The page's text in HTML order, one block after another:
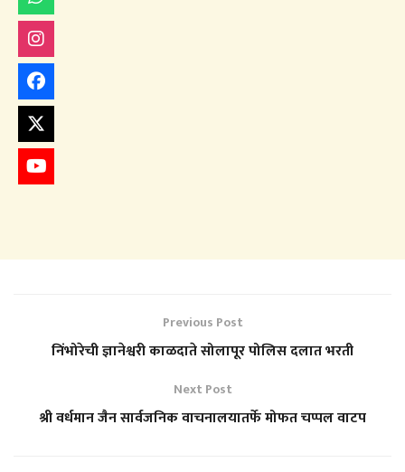
Previous Post
निंभोरेची ज्ञानेश्वरी काळदाते सोलापूर पोलिस दलात भरती
Next Post
श्री वर्धमान जैन सार्वजनिक वाचनालयातर्फे मोफत चप्पल वाटप